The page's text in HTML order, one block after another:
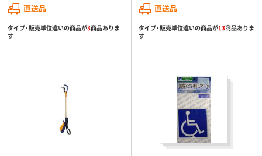
直送品
タイプ・販売単位違いの商品が3商品ありま
す
直送品
タイプ・販売単位違いの商品が13商品ありま
す